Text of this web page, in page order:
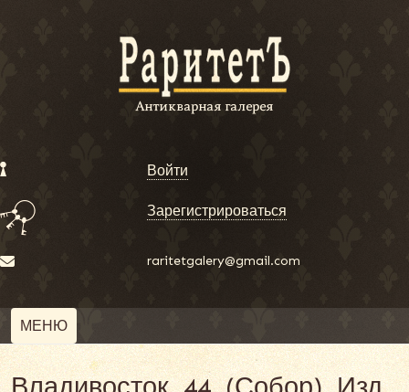
Войти
Зарегистрироваться
raritetgalery@gmail.com
МЕНЮ